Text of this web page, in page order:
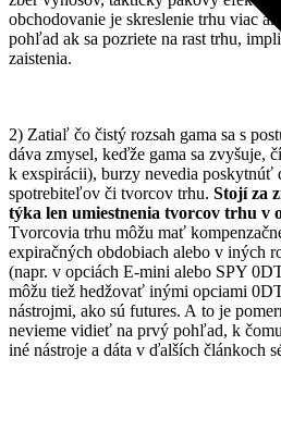
obchodovanie je skreslenie trhu viac
pohľad ak sa pozriete na rast trhu,
zaistenia.
2) Zatiaľ čo čistý rozsah gama sa s
dáva zmysel, keďže gama sa zvyšuje,
k exspirácii), burzy nevedia poskytnúť
spotrebiteľov či tvorcov trhu. Stojí za
týka len umiestnenia tvorcov trhu v
Tvorcovia trhu môžu mať
expiračných obdobiach alebo v iných
(napr. v opciách E-mini alebo SPY
môžu tiež hedžovať inými opciami
nástrojmi, ako sú futures. A to je
nevieme vidieť na prvý pohľad, k
iné nástroje a dáta v ďalších článkoch